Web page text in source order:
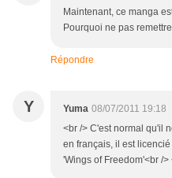
Maintenant, ce manga
Pourquoi ne pas
Répondre
Y Yuma 08/07/2011 19:18
<br /> C'est normal qu'il
en français, il est
'Wings of Freedom'<br />